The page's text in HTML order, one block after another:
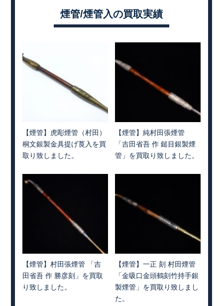
煙管/煙管入の買取実績
【煙管】虎彫煙管（村田）
桐文銀製金具提げ莨入を買
取り致しました。
【煙管】純村田張煙管
「吉田省吾 作 鎚目銀製煙
管」を買取り致しました。
【煙管】村田張煙管 「吉
田省吾 作 勝彦刻」を買取
り致しました。
【煙管】一正 刻 村田煙管
「金吸口金頭鶴刻竹持手銀
製煙管」を買取り致しまし
た。